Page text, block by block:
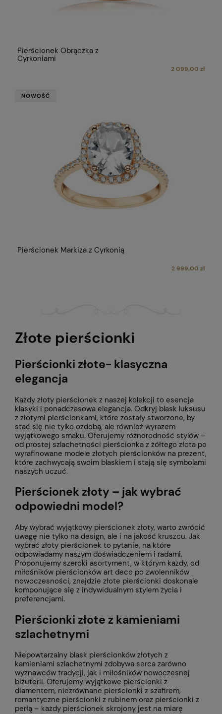
Pierścionek Obrączka z
Cyrkoniami
2 099,00 zł
Pierścionek Markiza z Cyrkonią
2 999,00 zł
NOWOŚĆ
Złote pierścionki
Pierścionki złote- klasyczna
elegancja
Każdy złoty pierścionek z naszej kolekcji to esencja
klasyki i ponadczasowa elegancja. Odkryj blask luksusu
z złotymi pierścionkami, które zostały stworzone, by
stać się nie tylko ozdobą, ale również wyrazem
wyjątkowego smaku. Oferujemy różnorodność stylów –
od prostej szlachetności pierścionka z żółtego złota po
wyrafinowane modele złotych pierścionków na prezent,
które zachwycają swoim blaskiem i stają się symbolami
naszych uczuć.
Pierścionek złoty – jak wybrać
odpowiedni model?
Aby wybrać wyjątkowy pierścionek złoty, warto zwrócić
uwagę nie tylko na design, ale i na jakość kruszcu. Jak
wybrać złoty pierścionek to pytanie, na które
odpowiadamy naszym doświadczeniem i radami.
Proponujemy szeroki asortyment, w którym każdy, od
miłośników pierścionków art deco po zwolenników
nowoczesności, znajdzie złote pierścionki doskonale
komponujące się z indywidualnym stylem życia i
preferencjami.
Pierścionki złote z kamieniami
szlachetnymi
Niepowtarzalny blask pierścionków złotych z
kamieniami szlachetnymi zdobywa serca zarówno
wyznawców tradycji, jak i miłośników nowoczesnej
biżuterii. Oferujemy wyjątkowe pierścionki z
diamentem, niezrównane pierścionki z szafirem,
romantyczne pierścionki z rubinem oraz pierścionki z
perłą – każdy pierścionek skrojony jest na miarę